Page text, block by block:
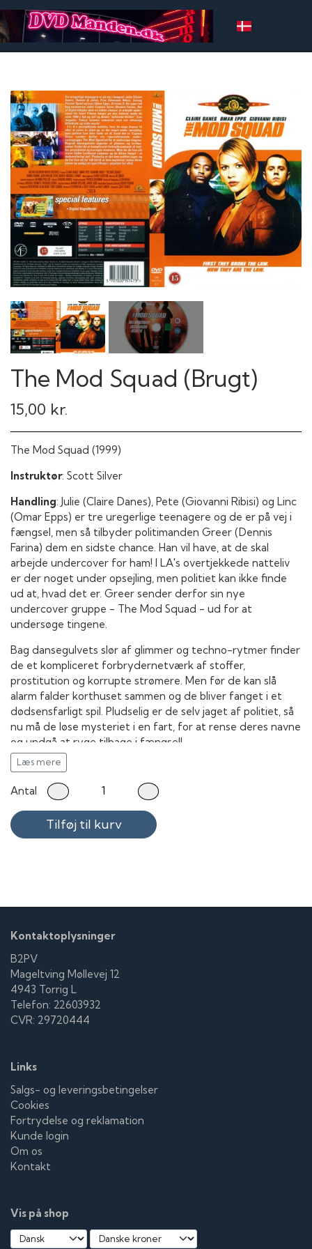
The Mod Squad (Brugt)
15,00 kr.
The Mod Squad (1999)
Instruktør: Scott Silver
Handling: Julie (Claire Danes), Pete (Giovanni Ribisi) og Linc
(Omar Epps) er tre uregerlige teenagere og de er på vej i
fængsel, men så tilbyder politimanden Greer (Dennis
Farina) dem en sidste chance. Han vil have, at de skal
arbejde undercover for ham! I LA's overtjekkede natteliv
er der noget under opsejling, men politiet kan ikke finde
ud at, hvad det er. Greer sender derfor sin nye
undercover gruppe - The Mod Squad - ud for at
undersøge tingene.
Bag dansegulvets slør af glimmer og techno-rytmer finder
de et kompliceret forbrydernetværk af stoffer,
prostitution og korrupte strømere. Men før de kan slå
alarm falder korthuset sammen og de bliver fanget i et
dødsensfarligt spil. Pludselig er de selv jaget af politiet, så
nu må de løse mysteriet i en fart, for at rense deres navne
og undgå at ryge tilbage i fængsel!
Læs mere
Antal
Tilføj til kurv
Kontaktoplysninger
B2PV
Mageltving Møllevej 12
4943 Torrig L
Telefon: 22603932
CVR: 29720444
Links
Salgs- og leveringsbetingelser
Cookies
Fortrydelse og reklamation
Kunde login
Om os
Kontakt
Vis på shop